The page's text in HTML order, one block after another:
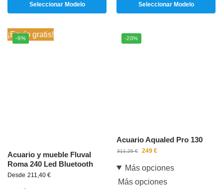
Seleccionar Modelo Seleccionar Modelo
-9%
¡Envío gratis!
Acuario y mueble Fluval
Roma 240 Led Bluetooth
Desde 211,40 €
-20%
Acuario Aqualed Pro 130
311,25€ 249 €
Más opciones
Más opciones